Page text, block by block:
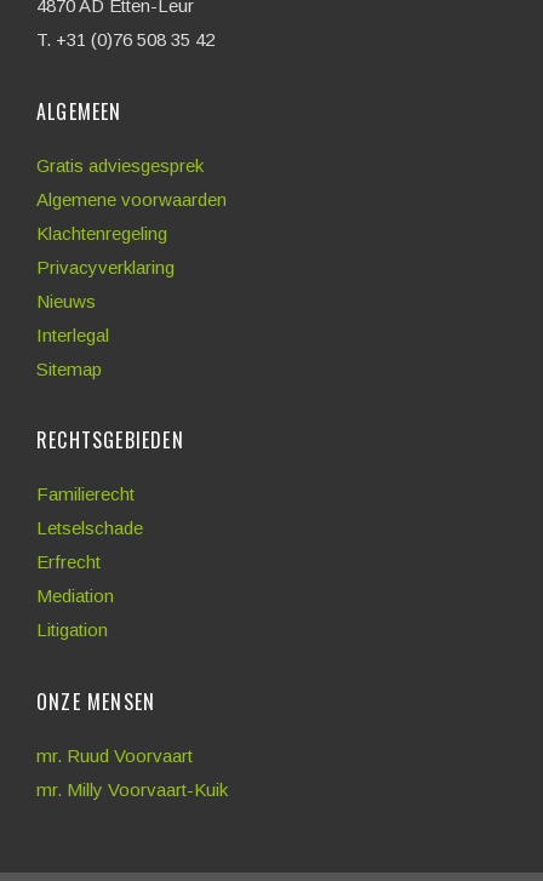
4870 AD Etten-Leur
T. +31 (0)76 508 35 42
ALGEMEEN
Gratis adviesgesprek
Algemene voorwaarden
Klachtenregeling
Privacyverklaring
Nieuws
Interlegal
Sitemap
RECHTSGEBIEDEN
Familierecht
Letselschade
Erfrecht
Mediation
Litigation
ONZE MENSEN
mr. Ruud Voorvaart
mr. Milly Voorvaart-Kuik